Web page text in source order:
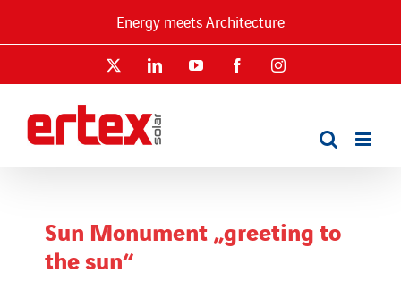
Energy meets Architecture
LinkedInYouTube FacebookInstagram
Sun Monument „greeting to
the sun“